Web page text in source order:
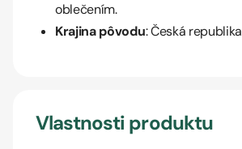
oblečením.
Krajina pôvodu: Česká republika
Vlastnosti produktu